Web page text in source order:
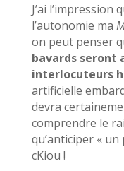
J’ai l’impression
l’autonomie ma
on peut penser
bavards seront
interlocuteurs
artificielle
devra
comprendre le
qu’anticiper «
cKiou !